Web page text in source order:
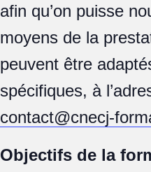
afin qu’on puisse
moyens de la
peuvent être
spécifiques, à
contact@cnecj-
Objectifs de la